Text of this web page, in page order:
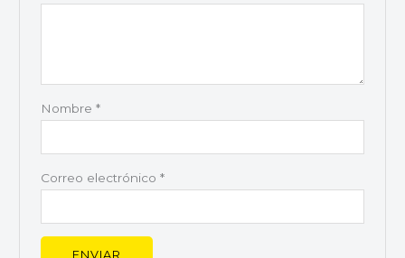
Nombre *
Correo electrónico *